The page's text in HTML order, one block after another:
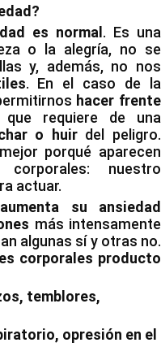
es normal . Es una
o la alegría, no se
y, además, no nos
. En el caso de la
hacer frente
que requiere de una
o huirdel peligro.
porqué aparecen
corporales: nuestro
actuar.
su ansiedad
más intensamente
algunas sí y otras no.
corporales producto
temblores,
opresión en el